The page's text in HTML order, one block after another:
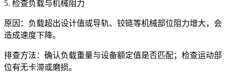
5. 检查负载与机械阻力
原因：负载超出设计值或导轨、铰链等机械部位阻力增大，会
造成速度下降。
排查方法：确认负载重量与设备额定值是否匹配；检查运动部
位有无卡滞或磨损。